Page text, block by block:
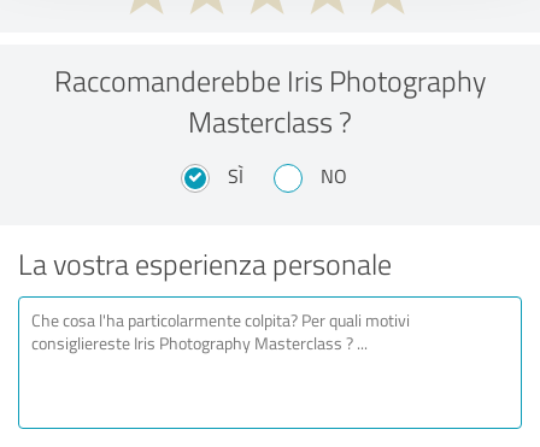
Raccomanderebbe Iris Photography
Masterclass ?
SÌ NO
La vostra esperienza personale